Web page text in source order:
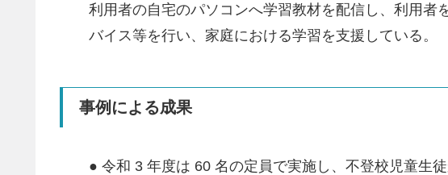
利用者の自宅のパソコンへ学習教材を配信し、利用
バイス等を行い、家庭における学習を支援している。
事例による成果
● 令和 3 年度は 60 名の定員で実施し、不登校児童生